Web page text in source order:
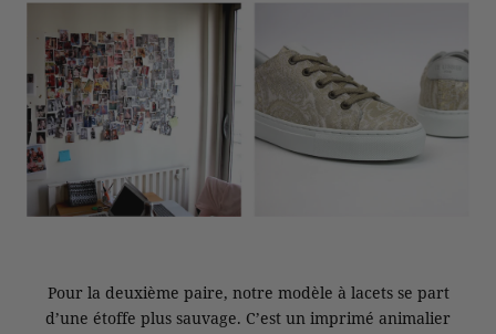
Pour la deuxième paire, notre modèle à lacets se part
d’une étoffe plus sauvage. C’est un imprimé animalier